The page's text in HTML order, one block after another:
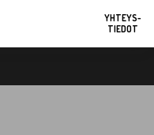
YHTEYS-
TIEDOT